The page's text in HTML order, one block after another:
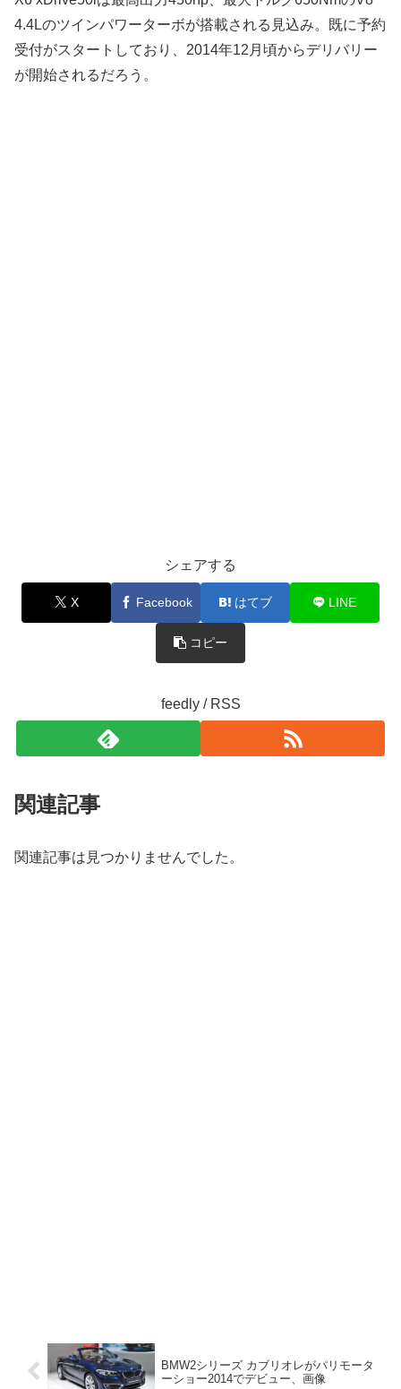
4.4Lのツインパワーターボが搭載される見込み。既に予約
受付がスタートしており、2014年12月頃からデリバリー
が開始されるだろう。
シェアする
X Facebook はてブ LINE
コピー
feedly / RSS
関連記事
関連記事は見つかりませんでした。
BMW2シリーズ カブリオレがパリモータ
ーショー2014でデビュー、画像